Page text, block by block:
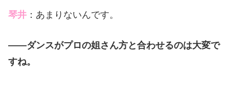
琴井 ：あまりないんです。
――ダンスがプロの姐さん方と合わせるのは大変で
すね。